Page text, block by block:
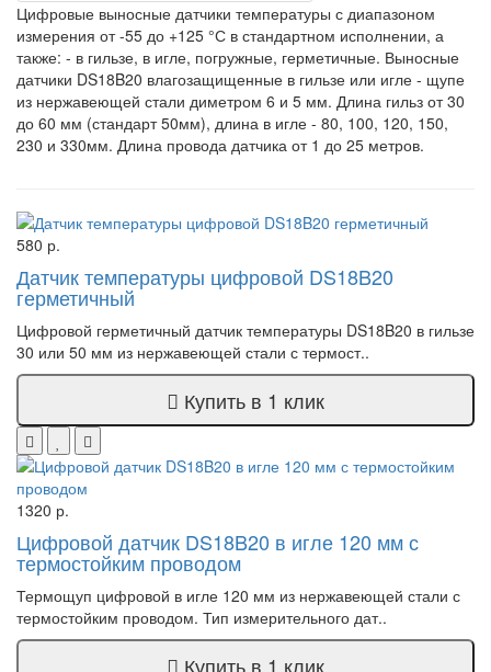
Цифровые выносные датчики температуры с диапазоном
измерения от -55 до +125 °С в стандартном исполнении, а
также: - в гильзе, в игле, погружные, герметичные. Выносные
датчики DS18B20 влагозащищенные в гильзе или игле - щупе
из нержавеющей стали диметром 6 и 5 мм. Длина гильз от 30
до 60 мм (стандарт 50мм), длина в игле - 80, 100, 120, 150,
230 и 330мм. Длина провода датчика от 1 до 25 метров.
580 р.
Датчик температуры цифровой DS18B20
герметичный
Цифровой герметичный датчик температуры DS18B20 в гильзе
30 или 50 мм из нержавеющей стали с термост..
Купить в 1 клик
1320 р.
Цифровой датчик DS18B20 в игле 120 мм с
термостойким проводом
Термощуп цифровой в игле 120 мм из нержавеющей стали с
термостойким проводом. Тип измерительного дат..
Купить в 1 клик